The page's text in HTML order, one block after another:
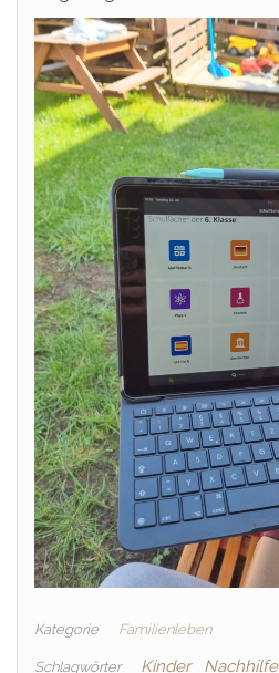
Kategorie Familienleben
Schlagwörter Kinder Nachhilfe